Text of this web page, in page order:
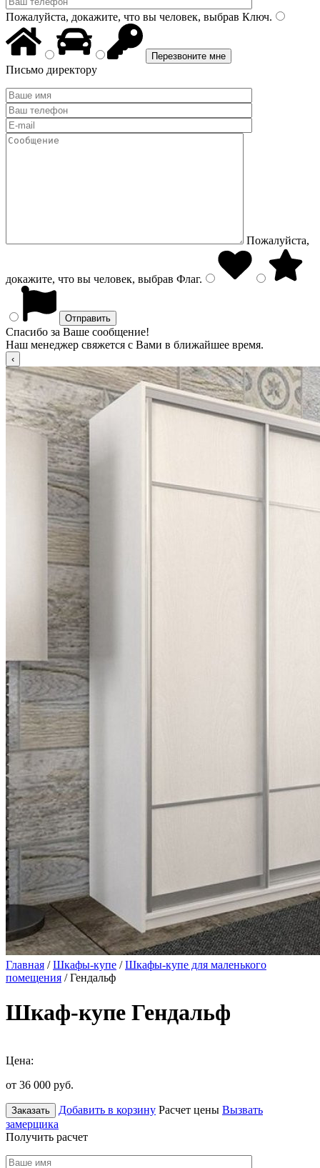
Пожалуйста, докажите, что вы человек, выбрав Ключ.
Письмо директору
Пожалуйста,
докажите, что вы человек, выбрав Флаг.
Спасибо за Ваше сообщение!
Наш менеджер свяжется с Вами в ближайшее время.
Главная /Шкафы-купе /Шкафы-купе для маленького
помещения / Гендальф
Шкаф-купе Гендальф
Цена:
от 36 000 руб.
Заказать Добавить в корзину Расчет цены Вызвать
замерщика
Получить расчет